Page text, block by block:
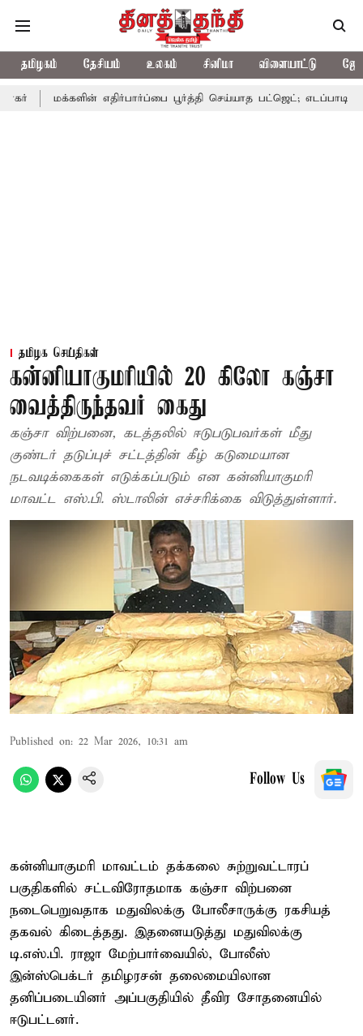
தமிழகம் தேசியம் உலகம் சினிமா விளையாட்டு
எதிர்பார்ப்பை பூர்த்தி செய்யாத பட்ஜெட்; எடப்பாடி பழனிசாமி
தமிழக செய்திகள்
கன்னியாகுமரியில் 20 கிலோ கஞ்சா
வைத்திருந்தவர் கைது
கஞ்சா விற்பனை, கடத்தலில் ஈடுபடுபவர்கள் மீது
குண்டர் தடுப்புச் சட்டத்தின் கீழ் கடுமையான
நடவடிக்கைகள் எடுக்கப்படும் என கன்னியாகுமரி
மாவட்ட எஸ்.பி. ஸ்டாலின் எச்சரிக்கை விடுத்துள்ளார்.
Published on: 22 Mar 2026, 10:31 am
Follow Us
கன்னியாகுமரி மாவட்டம் தக்கலை சுற்றுவட்டாரப்
பகுதிகளில் சட்டவிரோதமாக கஞ்சா விற்பனை
நடைபெறுவதாக மதுவிலக்கு போலீசாருக்கு ரகசியத்
தகவல் கிடைத்தது. இதனையடுத்து மதுவிலக்கு
டி.எஸ்.பி. ராஜா மேற்பார்வையில், போலீஸ்
இன்ஸ்பெக்டர் தமிழரசன் தலைமையிலான
தனிப்படையினர் அப்பகுதியில் தீவிர சோதனையில்
ஈடுபட்டனர்.